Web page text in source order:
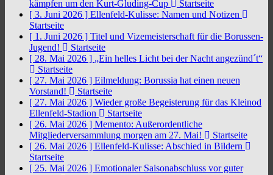
kämpfen um den Kurt-Gluding-Cup
Startseite
[ 3. Juni 2026 ] Ellenfeld-Kulisse: Namen und Notizen
Startseite
[ 1. Juni 2026 ] Titel und Vizemeisterschaft für die Borussen-
Jugend!
Startseite
[ 28. Mai 2026 ] „Ein helles Licht bei der Nacht angezünd´t“
Startseite
[ 27. Mai 2026 ] Eilmeldung: Borussia hat einen neuen
Vorstand!
Startseite
[ 27. Mai 2026 ] Wieder große Begeisterung für das Kleinod
Ellenfeld-Stadion
Startseite
[ 26. Mai 2026 ] Memento: Außerordentliche
Mitgliederversammlung morgen am 27. Mai!
Startseite
[ 26. Mai 2026 ] Ellenfeld-Kulisse: Abschied in Bildern
Startseite
[ 25. Mai 2026 ] Emotionaler Saisonabschluss vor guter